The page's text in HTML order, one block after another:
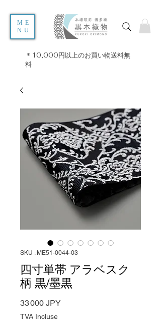
ME
NU
＊10,000円以上のお買い物送料無
料
SKU : ME51-0044-03
四寸単帯 アラベスク
柄 黒/墨黒
33 000 JPYPrix
TVA Incluse